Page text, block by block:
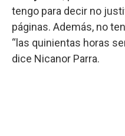
tengo para decir no
páginas. Además, no
“las quinientas horas
dice Nicanor Parra.